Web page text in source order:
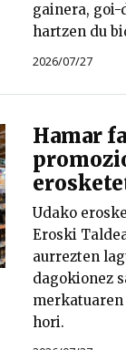
gainera, goi-
hartzen du
2026/07/27
Hamar
Udako
Eroski
aurrezten
dagokionez
merkatuaren
hori.